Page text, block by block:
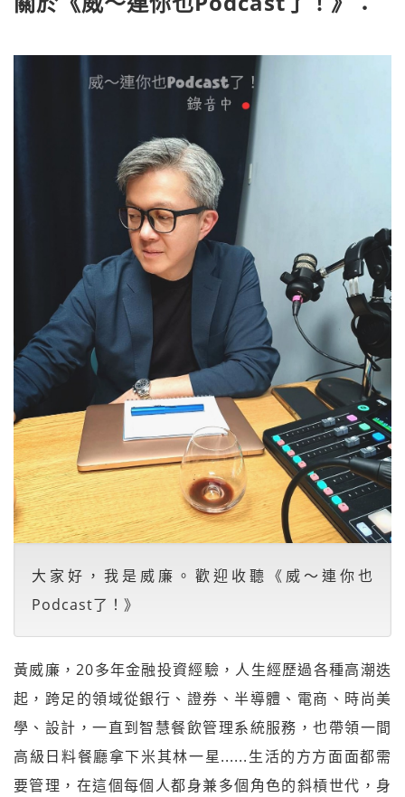
大家好，我是威廉。歡迎收聽《威～連你也
Podcast了！》
黃威廉，20多年金融投資經驗，人生經歷過各種高潮迭
起，跨足的領域從銀行、證券、半導體、電商、時尚美
學、設計，一直到智慧餐飲管理系統服務，也帶領一間
高級日料餐廳拿下米其林一星......生活的方方面面都需
要管理，在這個每個人都身兼多個角色的斜槓世代，身